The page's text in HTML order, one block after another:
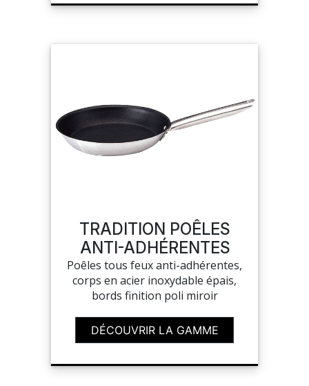
TRADITION POÊLES
ANTI-ADHÉRENTES
Poêles tous feux anti-adhérentes,
corps en acier inoxydable épais,
bords finition poli miroir
DÉCOUVRIR LA GAMME